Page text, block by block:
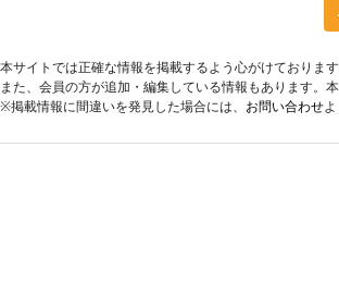
本サイトでは正確な情報を掲載するよう心がけておりま
また、会員の方が追加・編集している情報もあります。
※掲載情報に間違いを発見した場合には、 お問い合わせ